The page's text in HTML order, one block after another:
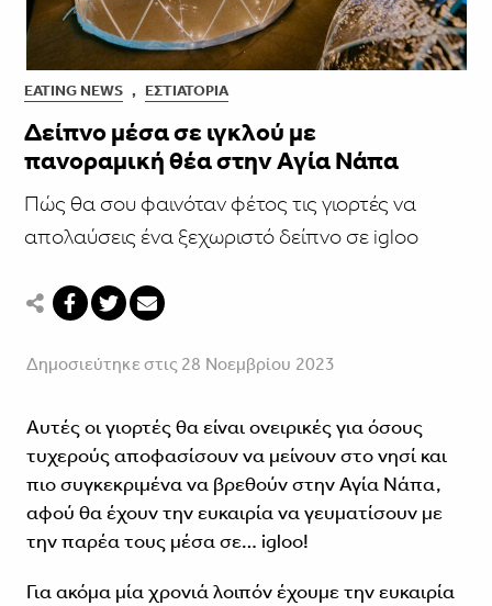
EATING NEWS , ΕΣΤΙΑΤΌΡΙΑ
Δείπνο μέσα σε ιγκλού με
πανοραμική θέα στην Αγία Νάπα
Πώς θα σου φαινόταν φέτος τις γιορτές να
απολαύσεις ένα ξεχωριστό δείπνο σε igloo
Δημοσιεύτηκε στις 28 Νοεμβρίου 2023
Αυτές οι γιορτές θα είναι ονειρικές για όσους
τυχερούς αποφασίσουν να μείνουν στο νησί και
πιο συγκεκριμένα να βρεθούν στην Αγία Νάπα,
αφού θα έχουν την ευκαιρία να γευματίσουν με
την παρέα τους μέσα σε… igloo!
Για ακόμα μία χρονιά λοιπόν έχουμε την ευκαιρία